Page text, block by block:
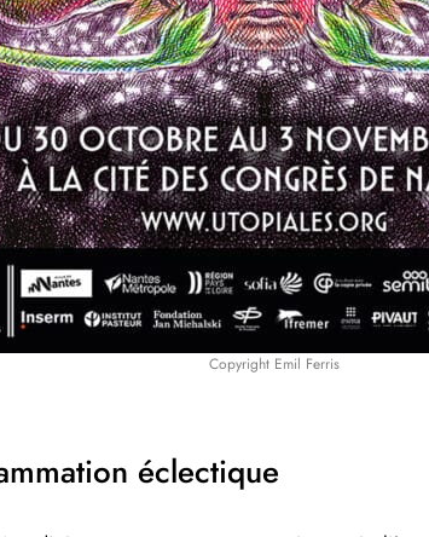
Copyright Emil Ferris
éclectique